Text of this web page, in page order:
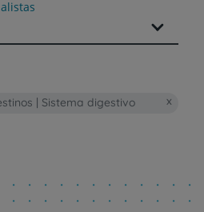
| Sistema digestivo